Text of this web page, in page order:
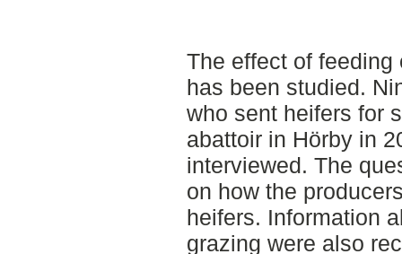
The effect of
has been studied.
who sent heifers for
abattoir in Hörby in
interviewed. The
on how the
heifers. Information
grazing were also